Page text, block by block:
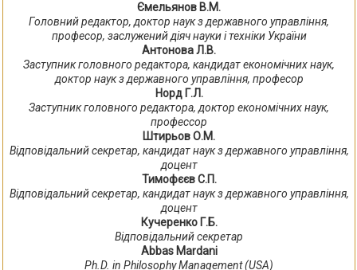
Ємельянов В.М.
Головний редактор, доктор наук з державного управління,
професор, заслужений діяч науки і техніки України
Антонова Л.В.
Заступник головного редактора, кандидат економічних наук,
доктор наук з державного управління, професор
Норд Г.Л.
Заступник головного редактора, доктор економічних наук,
профессор
Штирьов О.М.
Відповідальний секретар, кандидат наук з державного управління,
доцент
Тимофєєв С.П.
Відповідальний секретар, кандидат наук з державного управління,
доцент
Кучеренко Г.Б.
Відповідальний секретар
Abbas Mardani
Ph.D. in Philosophy Management (USA)